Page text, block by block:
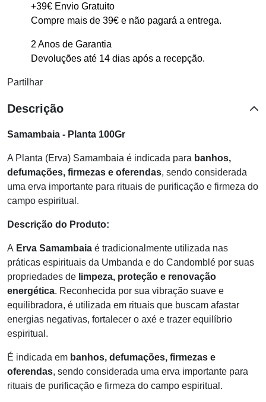
+39€ Envio Gratuito
Compre mais de 39€ e não pagará a entrega.
2 Anos de Garantia
Devoluções até 14 dias após a recepção.
Partilhar
Descrição
Samambaia - Planta 100Gr
A Planta (Erva) Samambaia é indicada para banhos,
defumações, firmezas e oferendas, sendo considerada
uma erva importante para rituais de purificação e firmeza do
campo espiritual.
Descrição do Produto:
A Erva Samambaia é tradicionalmente utilizada nas
práticas espirituais da Umbanda e do Candomblé por suas
propriedades de limpeza, proteção e renovação
energética. Reconhecida por sua vibração suave e
equilibradora, é utilizada em rituais que buscam afastar
energias negativas, fortalecer o axé e trazer equilíbrio
espiritual.
É indicada em banhos, defumações, firmezas e
oferendas, sendo considerada uma erva importante para
rituais de purificação e firmeza do campo espiritual.